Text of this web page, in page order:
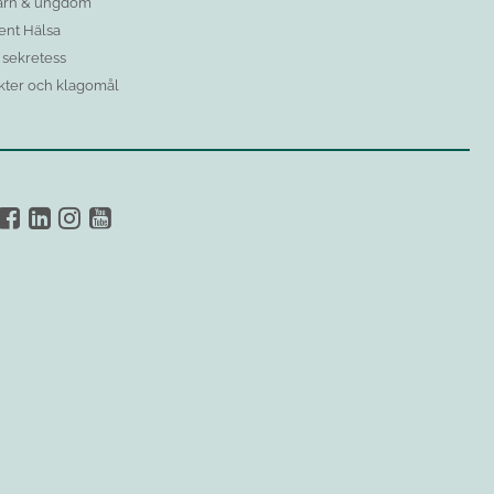
Hälsa
och klagomål